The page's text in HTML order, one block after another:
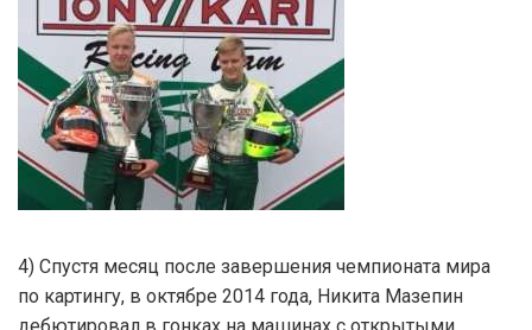
4) Спустя месяц после завершения чемпионата мира
по картингу, в октябре 2014 года, Никита Мазепин
дебютировал в гонках на машинах с открытыми